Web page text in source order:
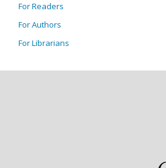
For Readers
For Authors
For Librarians